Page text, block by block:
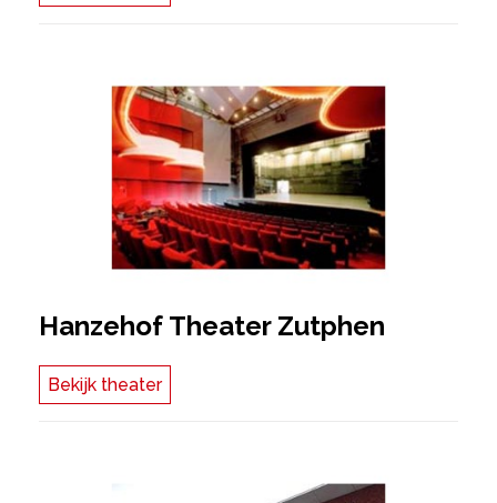
Hanzehof Theater Zutphen
Bekijk theater